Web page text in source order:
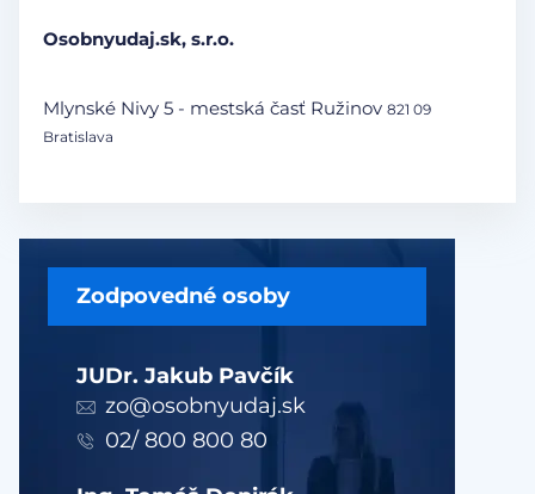
Zodpovedné osoby
JUDr. Jakub Pavčík
zo@osobnyudaj.sk
02/ 800 800 80
Osobnyudaj.sk, s.r.o.
Mlynské Nivy 5 - mestská časť Ružinov 821 09
Bratislava